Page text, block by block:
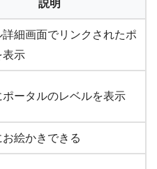
説明
詳細画面でリンクされたポ
表示
ポータルのレベルを表示
絵かきできる